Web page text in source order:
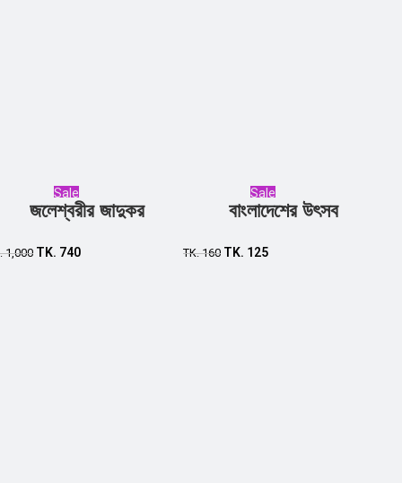
Sale
জলেশ্বরীর জাদুকর
1,000 TK. 740
Sale
বাংলাদেশের উৎসব
TK.160 TK. 125